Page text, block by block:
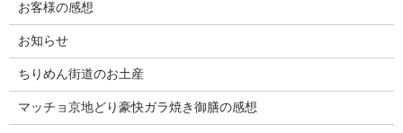
お客様の感想
お知らせ
ちりめん街道のお土産
マッチョ京地どり豪快ガラ焼き御膳の感想